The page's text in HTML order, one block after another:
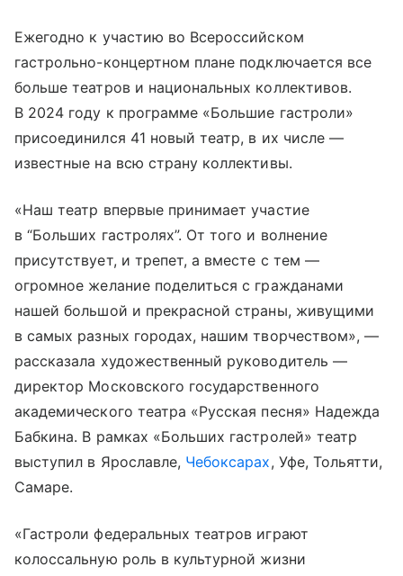
Ежегодно к участию во Всероссийском
гастрольно-концертном плане подключается все
больше театров и национальных коллективов.
В 2024 году к программе «Большие гастроли»
присоединился 41 новый театр, в их числе —
известные на всю страну коллективы.
«Наш театр впервые принимает участие
в “Больших гастролях”. От того и волнение
присутствует, и трепет, а вместе с тем —
огромное желание поделиться с гражданами
нашей большой и прекрасной страны, живущими
в самых разных городах, нашим творчеством», —
рассказала художественный руководитель —
директор Московского государственного
академического театра «Русская песня» Надежда
Бабкина. В рамках «Больших гастролей» театр
выступил в Ярославле, Чебоксарах, Уфе, Тольятти,
Самаре.
«Гастроли федеральных театров играют
колоссальную роль в культурной жизни